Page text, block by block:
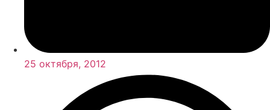
25 октября, 2012